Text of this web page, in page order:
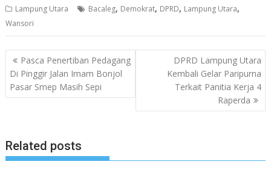
Lampung Utara Bacaleg, Demokrat, DPRD, Lampung Utara,
Wansori
Navigasi
pos
Pasca Penertiban Pedagang
Di Pinggir Jalan Imam Bonjol
Pasar Smep Masih Sepi
DPRD Lampung Utara
Kembali Gelar Paripurna
Terkait Panitia Kerja 4
Raperda
Related posts